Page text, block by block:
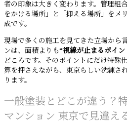
者の印象は大きく変わります。管理組
をかける場所」と「抑える場所」をメ
成です。
現場で多くの施工を見てきた立場から
ンは、面積よりも“視線が止まるポイ
どころです。そのポイントにだけ特殊
算を押さえながら、東京らしい洗練さ
ります。
一般塗装とどこが違う？
マンション 東京で見違え